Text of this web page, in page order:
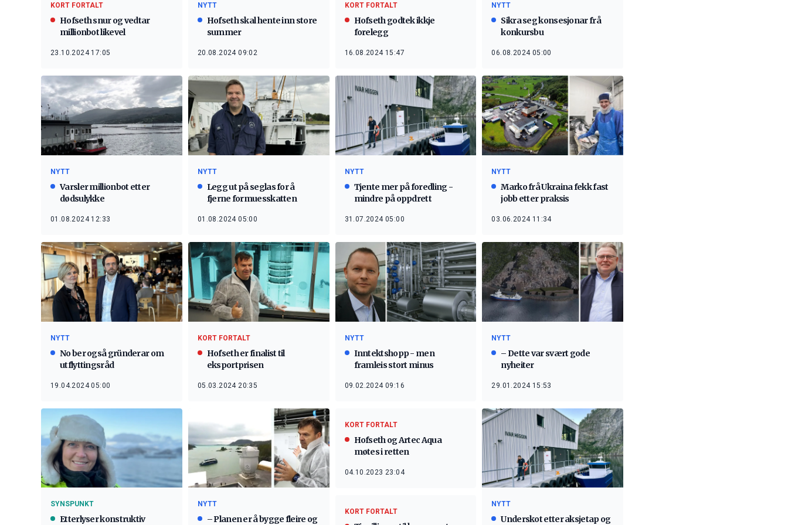
KORT FORTALT
Hofseth snur og vedtar
millionbot likevel
23.10.2024 17:05
NYTT
Hofseth skal hente inn store
summer
20.08.2024 09:02
KORT FORTALT
Hofseth godtek ikkje
forelegg
16.08.2024 15:47
NYTT
Sikra seg konsesjonar frå
konkursbu
06.08.2024 05:00
NYTT
Varsler millionbot etter
dødsulykke
01.08.2024 12:33
NYTT
Legg ut på seglas for å
fjerne formuesskatten
01.08.2024 05:00
NYTT
Tjente mer på foredling -
mindre på oppdrett
31.07.2024 05:00
NYTT
Marko frå Ukraina fekk fast
jobb etter praksis
03.06.2024 11:34
NYTT
No ber også gründerar om
utflyttingsråd
19.04.2024 05:00
KORT FORTALT
Hofseth er finalist til
eksportprisen
05.03.2024 20:35
NYTT
Inntektshopp - men
framleis stort minus
09.02.2024 09:16
NYTT
– Dette var svært gode
nyheiter
29.01.2024 15:53
SYNSPUNKT
Etterlyser konstruktiv
NYTT
– Planen er å bygge fleire og
KORT FORTALT
Hofseth og Artec Aqua
møtes i retten
04.10.2023 23:04
NYTT
Underskot etter aksjetap og
KORT FORTALT